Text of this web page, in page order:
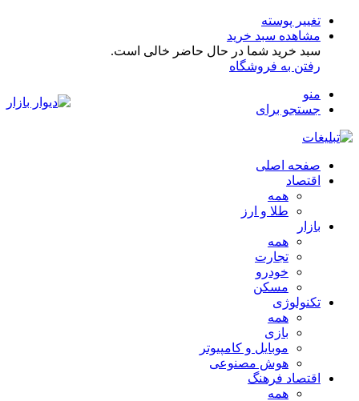
تغییر پوسته
مشاهده سبد خرید
سبد خرید شما در حال حاضر خالی است.
رفتن به فروشگاه
منو
جستجو برای
صفحه اصلی
اقتصاد
همه
طلا و ارز
بازار
همه
تجارت
خودرو
مسکن
تکنولوژی
همه
بازی
موبایل و کامپیوتر
هوش مصنوعی
اقتصاد فرهنگ
همه